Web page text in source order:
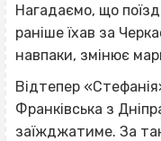
Нагадаємо, що
раніше їхав за
навпаки, змінює
Відтепер
Франківська з
заїжджатиме. За